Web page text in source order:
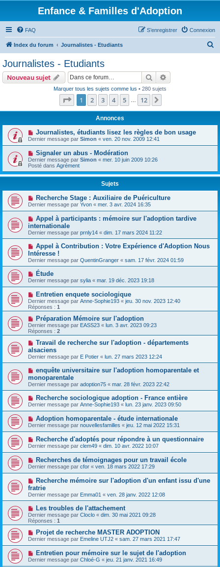
Enfance & Familles d'Adoption
FAQ Connexion
S’enregistrer
Index du forum Journalistes - Etudiants
h
Journalistes - Etudiants
Nouveau sujet Rechercher
Marquer tous les sujets comme lus • 280 sujets
Page 1sur12
1 2 3 4 5 12
Annonces
Journalistes, étudiants lisez les règles de bon usage
Dernier message par Simon « ven. 20 nov. 2009 12:41
Signaler un abus - Modération
Dernier message par Simon « mer. 10 juin 2009 10:26
Posté dans Agrément
Sujets
Recherche Stage : Auxiliaire de Puériculture
Dernier message par Yvon « mer. 3 avr. 2024 16:35
Appel à participants : mémoire sur l'adoption tardive
internationale
Dernier message par prnly14 « dim. 17 mars 2024 11:22
Appel à Contribution : Votre Expérience d'Adoption Nous
Intéresse !
Dernier message par QuentinGranger « sam. 17 févr. 2024 01:59
Étude
Dernier message par sylia « mar. 19 déc. 2023 19:18
Entretien enquete sociologique
Dernier message par Anne-Sophie193 « jeu. 30 nov. 2023 12:40
Réponses : 1
Préparation Mémoire sur l'adoption
Dernier message par EASS23 « lun. 3 avr. 2023 09:23
Réponses : 2
Travail de recherche sur l'adoption - départements
alsaciens
Dernier message par E Potier « lun. 27 mars 2023 12:24
enquête universitaire sur l'adoption homoparentale et
monoparentale
Dernier message par adoption75 « mar. 28 févr. 2023 22:42
Recherche sociologique adoption - France entière
Dernier message par Anne-Sophie193 « lun. 23 janv. 2023 09:50
Adoption homoparentale - étude internationale
Dernier message par nouvellesfamilles « jeu. 12 mai 2022 15:31
Recherche d'adoptés pour répondre à un questionnaire
Dernier message par clem49 « dim. 10 avr. 2022 10:07
Recherches de témoignages pour un travail école
Dernier message par cfor « ven. 18 mars 2022 17:29
Recherche mémoire sur l'adoption d'un enfant issu d'une
fratrie
Dernier message par Emma01 « ven. 28 janv. 2022 12:08
Les troubles de l'attachement
Dernier message par Cloclo « dim. 30 mai 2021 09:28
Réponses : 1
Projet de recherche MASTER ADOPTION
Dernier message par Emeline UTJ2 « sam. 27 mars 2021 17:47
Entretien pour mémoire sur le sujet de l'adoption
Dernier message par Chloé-G « jeu. 21 janv. 2021 16:49